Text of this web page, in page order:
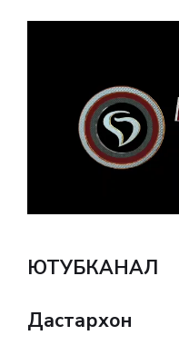
ЮТУБКАНАЛ
Дастархон